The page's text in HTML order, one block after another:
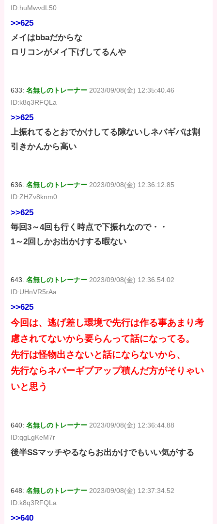
ID:huMwvdL50
>>625
メイはbbaだからな
ロリコンがメイ下げしてるんや
633:名無しのトレーナー 2023/09/08(金) 12:35:40.46
ID:k8q3RFQLa
>>625
上振れてるとおでかけしてる隙ないしネバギバは割
引きかんから高い
636:名無しのトレーナー 2023/09/08(金) 12:36:12.85
ID:ZHZv8knm0
>>625
毎回3～4回も行く時点で下振れなので・・
1～2回しかお出かけする暇ない
643:名無しのトレーナー 2023/09/08(金) 12:36:54.02
ID:UHnVR5rAa
>>625
今回は、逃げ差し環境で先行は作る事あまり考
慮されてないから要らんって話になってる。
先行は怪物出さないと話にならないから、
先行ならネバーギブアップ積んだ方がそりゃい
いと思う
640:名無しのトレーナー 2023/09/08(金) 12:36:44.88
ID:qgLgKeM7r
後半SSマッチやるならお出かけでもいい気がする
648:名無しのトレーナー 2023/09/08(金) 12:37:34.52
ID:k8q3RFQLa
>>640